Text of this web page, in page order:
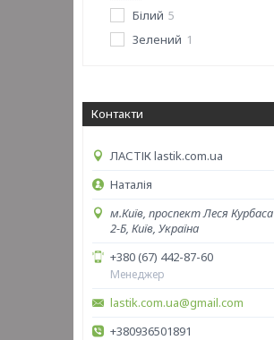
Білий 5
Зелений 1
Контакти
ЛАСТІК lastik.com.ua
Наталія
м.Київ, проспект Леся Курбаса
2-Б, Київ, Україна
+380 (67) 442-87-60
Менеджер
lastik.com.ua@gmail.com
+380936501891